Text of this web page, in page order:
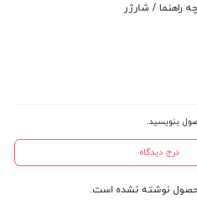
راهنما / شارژر
بنویسید.
درج دیدگاه
نوشته نشده است.